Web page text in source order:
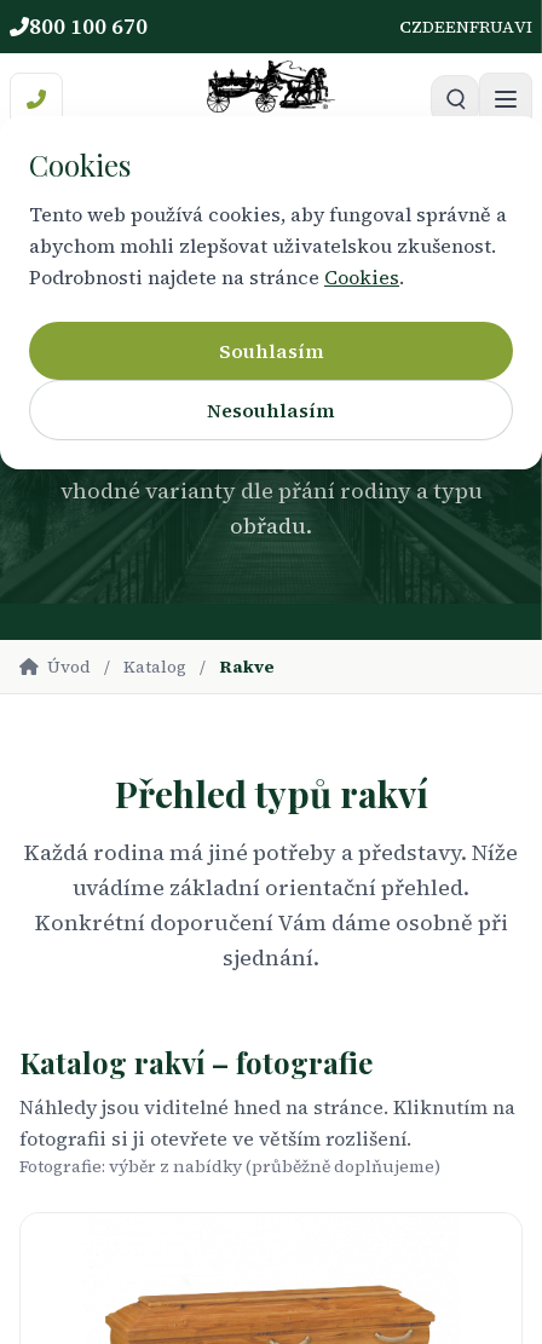
800 100 670 CZDEENFRUAVI
KATALOG
Rakve
Nabízíme více typů rakví pro rozloučení s
vhodné varianty dle přání rodiny a typu
obřadu.
Úvod / Katalog / Rakve
Přehled typů rakví
Každá rodina má jiné potřeby a představy. Níže
uvádíme základní orientační přehled.
Konkrétní doporučení Vám dáme osobně při
sjednání.
Katalog rakví – fotografie
Náhledy jsou viditelné hned na stránce. Kliknutím na
fotografii si ji otevřete ve větším rozlišení.
Fotografie: výběr z nabídky (průběžně doplňujeme)
Cookies
Tento web používá cookies, aby fungoval správně a
abychom mohli zlepšovat uživatelskou zkušenost.
Podrobnosti najdete na stránce Cookies.
Souhlasím
Nesouhlasím